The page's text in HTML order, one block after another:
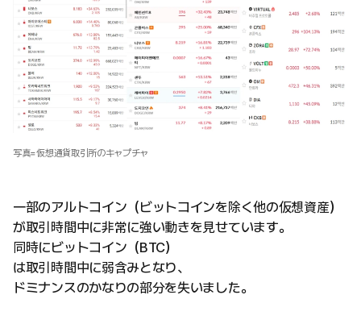
写真=仮想通貨取引所のキャプチャ
一部のアルトコイン（ビットコインを除く他の仮想資産）
が取引時間中に非常に強い動きを見せています。
同時にビットコイン（BTC）
は取引時間中に弱含みとなり、
ドミナンスのかなりの部分を失いました。